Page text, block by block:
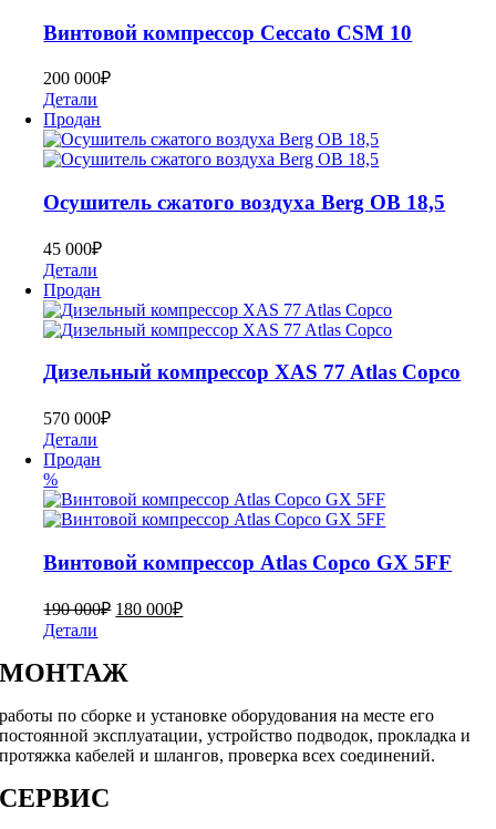
Bинтoвoй кoмпpеcсор Ceccato CSM 10
200 000₽
Детали
Продан
Осушитель сжатого воздуха Berg ОВ 18,5
45 000₽
Детали
Продан
Дизельный компрессор XAS 77 Atlas Copco
570 000₽
Детали
Продан
%
Винтовой компрессор Atlas Copco GX 5FF
190 000₽ 180 000₽
Детали
МОНТАЖ
работы по сборке и установке оборудования на месте его
постоянной эксплуатации, устройство подводок, прокладка и
протяжка кабелей и шлангов, проверка всех соединений.
СЕРВИС